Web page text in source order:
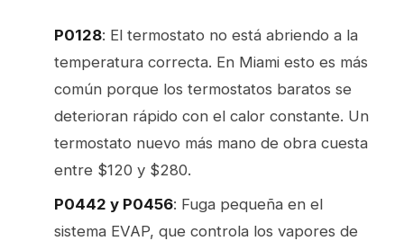
P0128: El termostato no está abriendo a la
temperatura correcta. En Miami esto es más
común porque los termostatos baratos se
deterioran rápido con el calor constante. Un
termostato nuevo más mano de obra cuesta
entre $120 y $280.
P0442 y P0456: Fuga pequeña en el
sistema EVAP, que controla los vapores de